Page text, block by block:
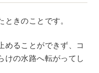
きのことです。
めることができず、コ
けの水路へ転がってし